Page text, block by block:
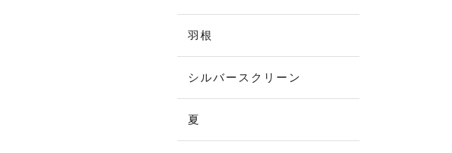
羽根
シルバースクリーン
夏